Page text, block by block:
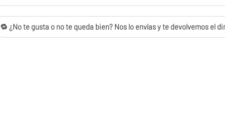
🔁 ¿No te gusta o no te queda bien? Nos lo envías y te devolvemos el